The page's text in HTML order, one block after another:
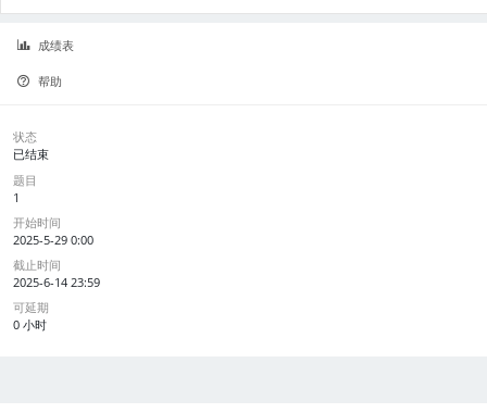
成绩表
帮助
状态
已结束
题目
1
开始时间
2025-5-29 0:00
截止时间
2025-6-14 23:59
可延期
0 小时